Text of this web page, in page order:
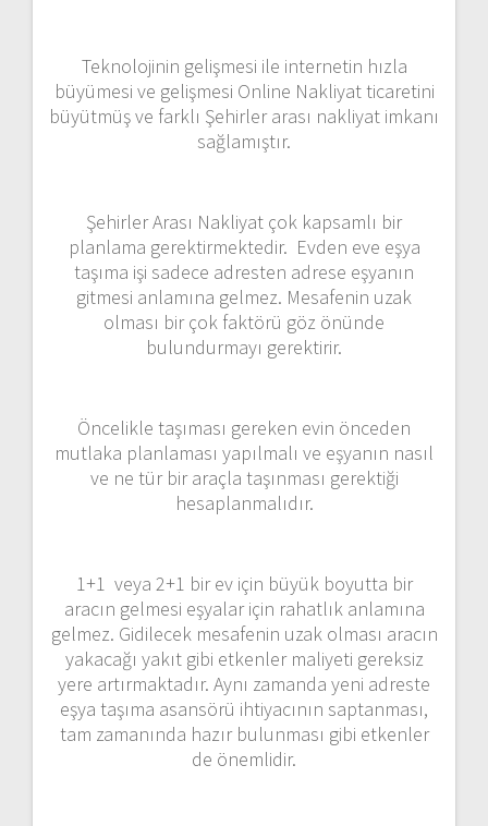
Teknolojinin gelişmesi ile internetin hızla
büyümesi ve gelişmesi Online Nakliyat ticaretini
büyütmüş ve farklı Şehirler arası nakliyat imkanı
sağlamıştır.
Şehirler Arası Nakliyat çok kapsamlı bir
planlama gerektirmektedir. Evden eve eşya
taşıma işi sadece adresten adrese eşyanın
gitmesi anlamına gelmez. Mesafenin uzak
olması bir çok faktörü göz önünde
bulundurmayı gerektirir.
Öncelikle taşıması gereken evin önceden
mutlaka planlaması yapılmalı ve eşyanın nasıl
ve ne tür bir araçla taşınması gerektiği
hesaplanmalıdır.
1+1 veya 2+1 bir ev için büyük boyutta bir
aracın gelmesi eşyalar için rahatlık anlamına
gelmez. Gidilecek mesafenin uzak olması aracın
yakacağı yakıt gibi etkenler maliyeti gereksiz
yere artırmaktadır. Aynı zamanda yeni adreste
eşya taşıma asansörü ihtiyacının saptanması,
tam zamanında hazır bulunması gibi etkenler
de önemlidir.